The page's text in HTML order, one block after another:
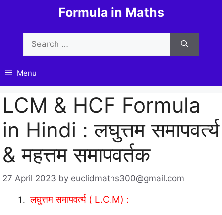
content
Formula in Maths
for:
Menu
LCM & HCF Formula
in Hindi : लघुत्तम समापवर्त्य
& महत्तम समापवर्तक
27 April 2023 by euclidmaths300@gmail.com
लघुत्तम समापवर्त्य ( L.C.M) :